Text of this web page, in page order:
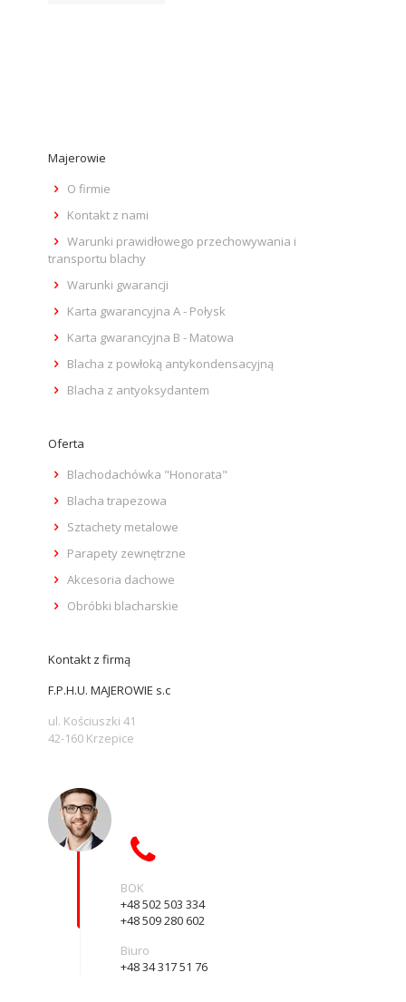
Majerowie
O firmie
Kontakt z nami
Warunki prawidłowego przechowywania i
transportu blachy
Warunki gwarancji
Karta gwarancyjna A - Połysk
Karta gwarancyjna B - Matowa
Blacha z powłoką antykondensacyjną
Blacha z antyoksydantem
Oferta
Blachodachówka "Honorata"
Blacha trapezowa
Sztachety metalowe
Parapety zewnętrzne
Akcesoria dachowe
Obróbki blacharskie
Kontakt z firmą
F.P.H.U. MAJEROWIE s.c
ul. Kościuszki 41
42-160 Krzepice
BOK
+48 502 503 334
+48 509 280 602
Biuro
+48 34 317 51 76